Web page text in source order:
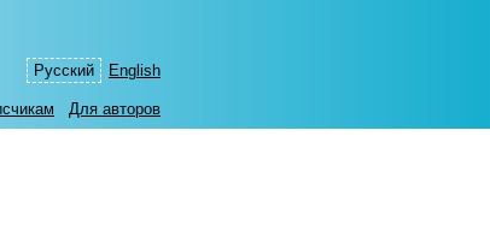
Русский English
Для авторов